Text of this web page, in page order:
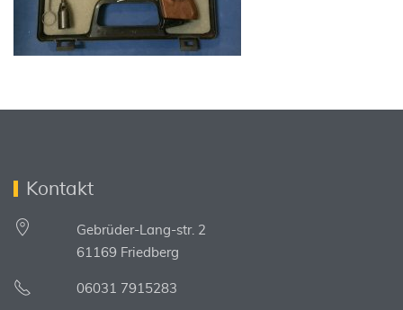
Kontakt
Gebrüder-Lang-str. 2
61169 Friedberg
06031 7915283